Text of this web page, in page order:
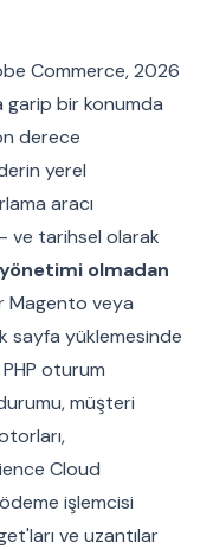
Commerce, 2026
bir konumda
derece
yerel
aracı
ve tarihsel olarak
olmadan
Magento veya
sayfa yüklemesinde
oturum
müşteri
Cloud
işlemcisi
ve uzantılar